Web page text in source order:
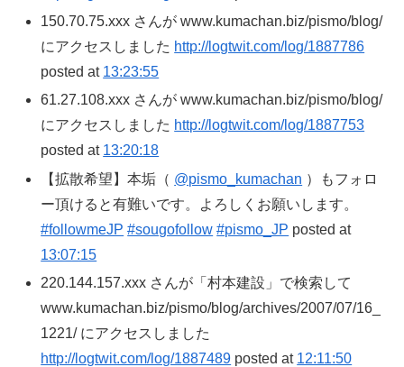
150.70.75.xxx さんが www.kumachan.biz/pismo/blog/
にアクセスしました http://logtwit.com/log/1887786
posted at 13:23:55
61.27.108.xxx さんが www.kumachan.biz/pismo/blog/
にアクセスしました http://logtwit.com/log/1887753
posted at 13:20:18
【拡散希望】本垢（ @pismo_kumachan ）もフォロ
ー頂けると有難いです。よろしくお願いします。
#followmeJP #sougofollow #pismo_JP posted at
13:07:15
220.144.157.xxx さんが「村本建設」で検索して
www.kumachan.biz/pismo/blog/archives/2007/07/16_
1221/ にアクセスしました
http://logtwit.com/log/1887489 posted at 12:11:50